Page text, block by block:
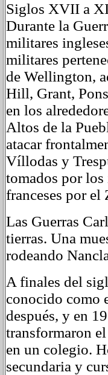
Siglos XVII a
Durante la
militares
militares
de Wellington,
Hill, Grant,
en los
Altos de la
atacar
Víllodas y
tomados por los
franceses por el
Las Guerras
tierras. Una
rodeando
A finales del
conocido como
después, y en
transformaron
en un colegio.
secundaria y